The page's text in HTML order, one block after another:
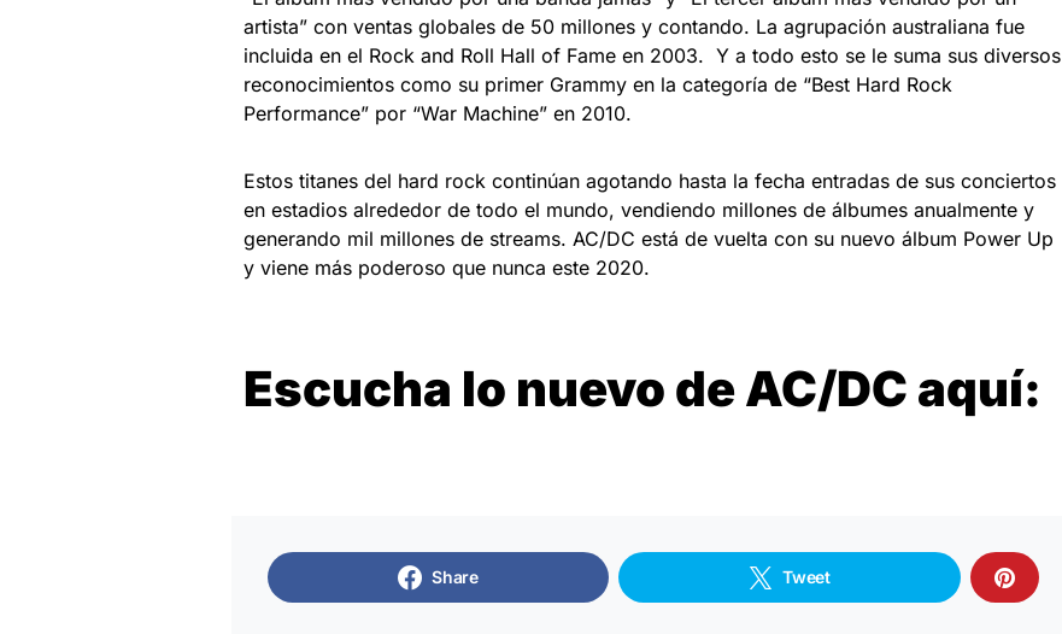
artista” con ventas globales de 50 millones y contando. La agrupación australiana fue
incluida en el Rock and Roll Hall of Fame en 2003. Y a todo esto se le suma sus diversos
reconocimientos como su primer Grammy en la categoría de “Best Hard Rock
Performance” por “War Machine” en 2010.
Estos titanes del hard rock continúan agotando hasta la fecha entradas de sus conciertos
en estadios alrededor de todo el mundo, vendiendo millones de álbumes anualmente y
generando mil millones de streams. AC/DC está de vuelta con su nuevo álbum Power Up
y viene más poderoso que nunca este 2020.
Escucha lo nuevo de AC/DC aquí:
Share Tweet